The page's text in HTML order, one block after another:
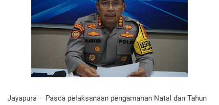
Jayapura – Pasca pelaksanaan pengamanan Natal dan Tahun